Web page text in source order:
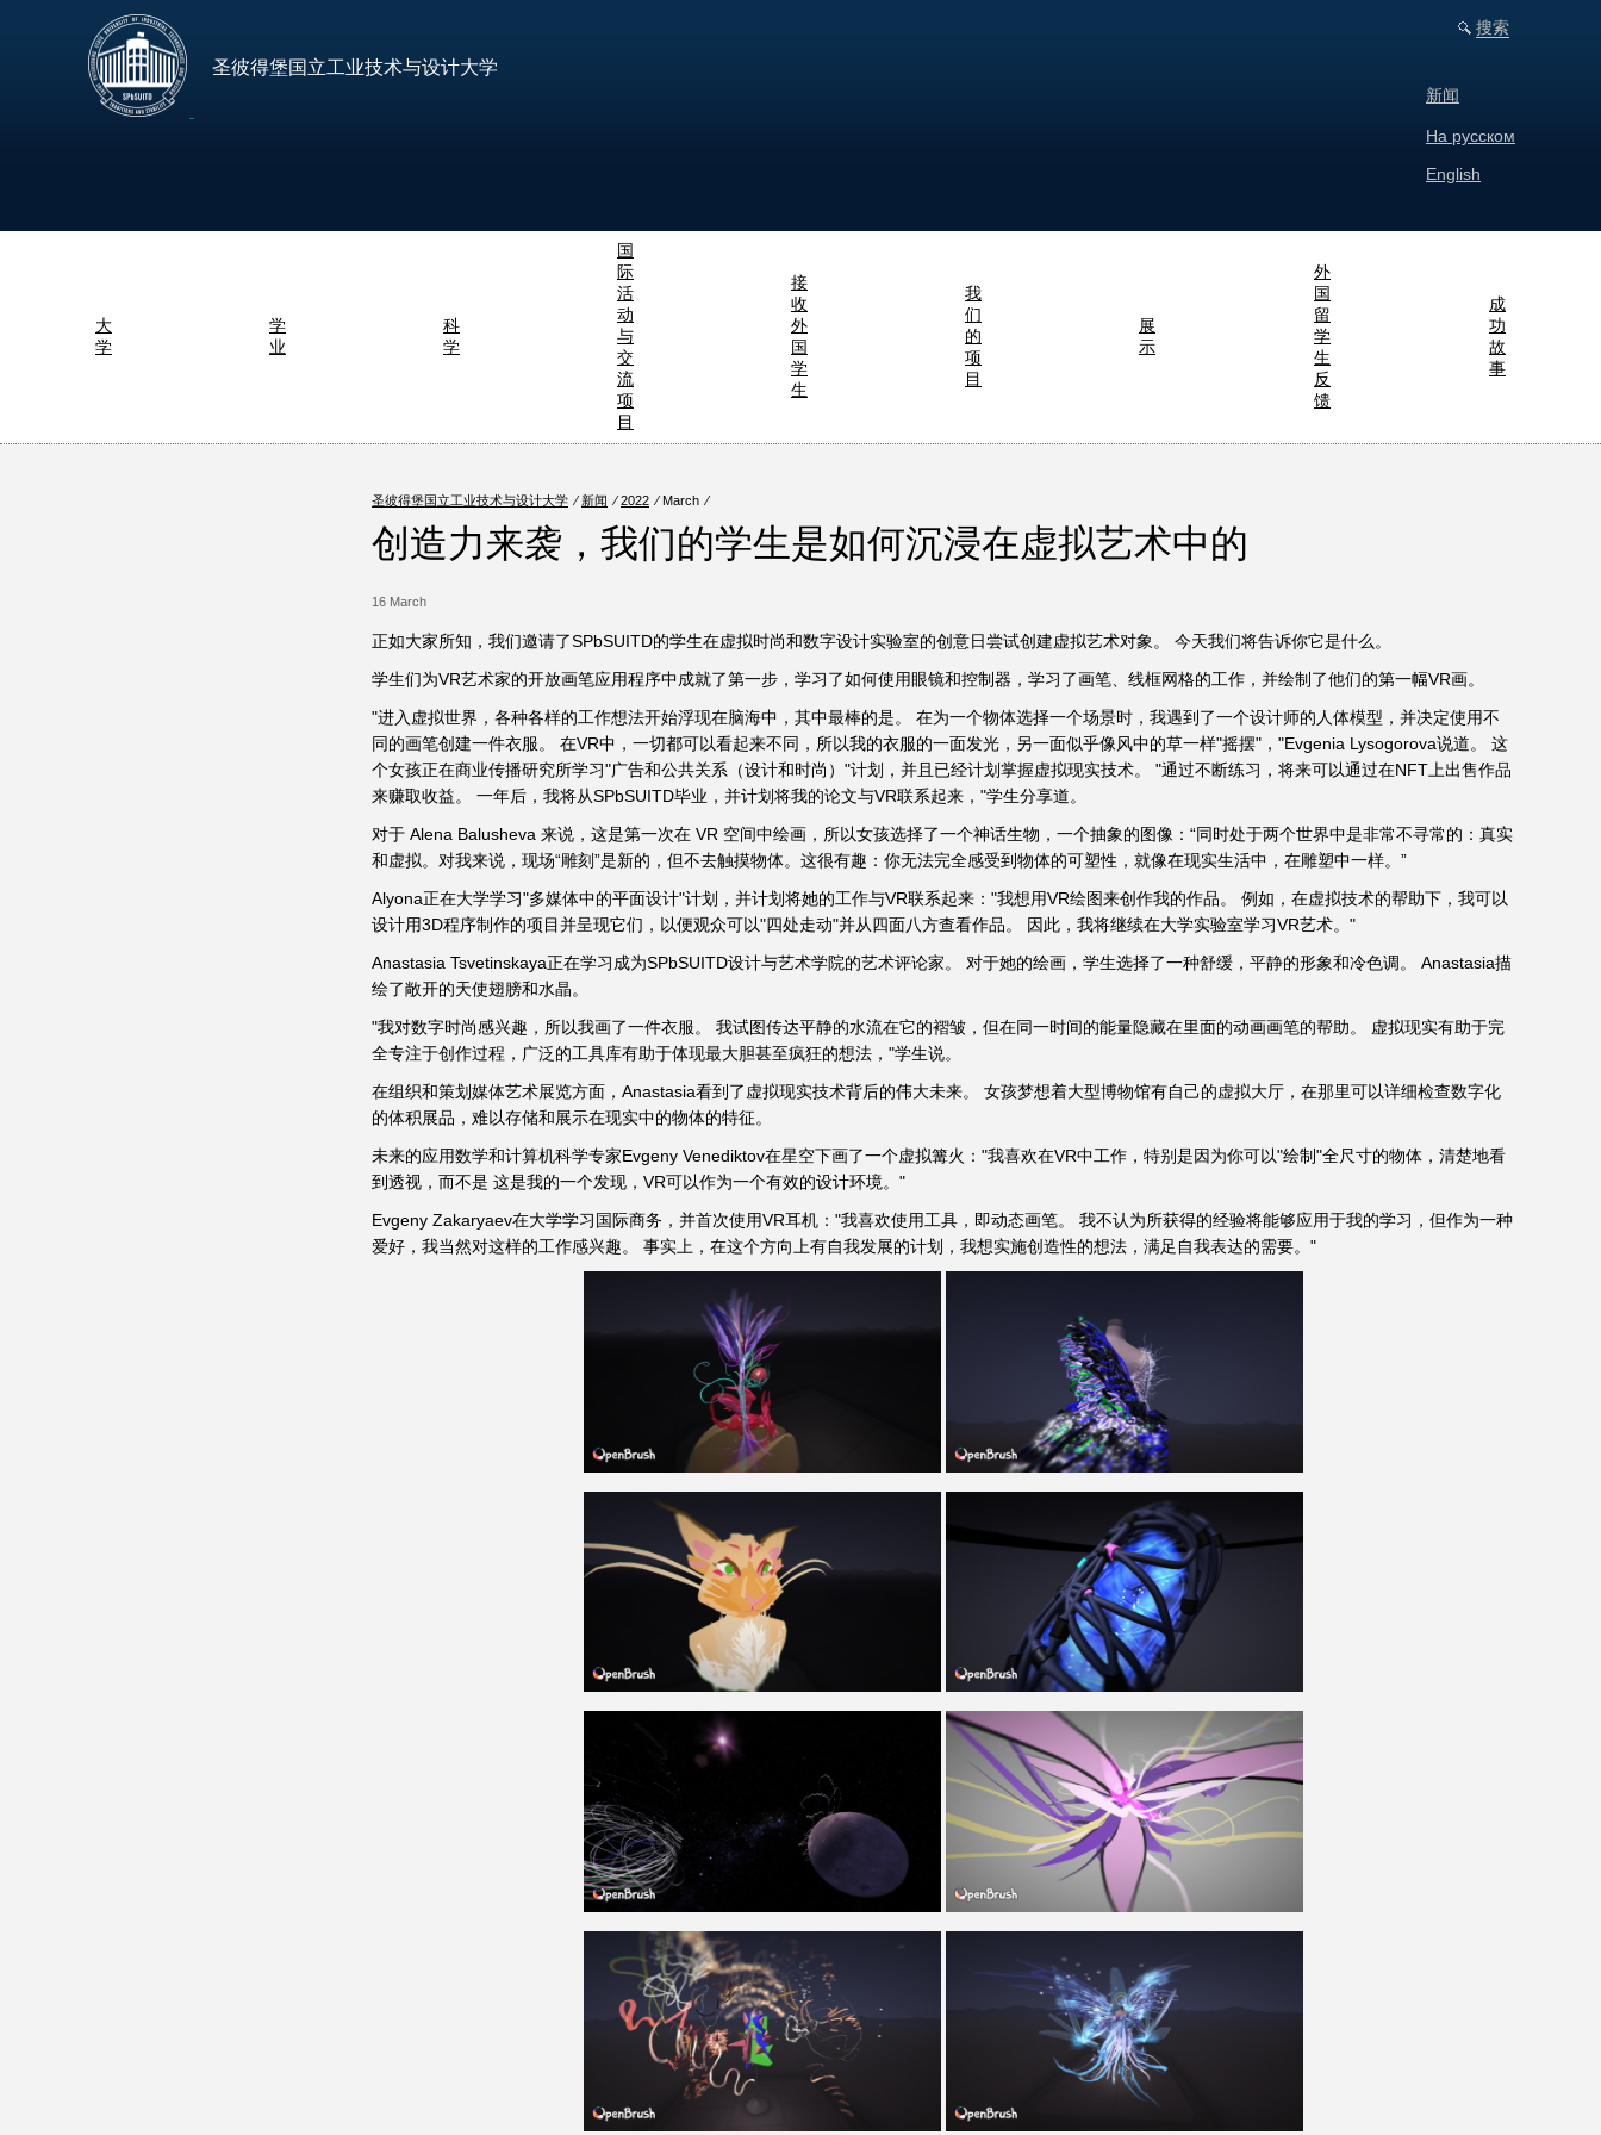
圣彼得堡国立工业技术与设计大学
搜索
新闻
На русском
English
大
学
学
业
科
学
国
际
活
动
与
交
流
项
目
接
收
外
国
学
生
我
们
的
项
目
展
示
外
国
留
学
生
反
馈
成
功
故
事
圣彼得堡国立工业技术与设计大学 ⁄ 新闻 ⁄2022 ⁄ March ⁄
创造力来袭，我们的学生是如何沉浸在虚拟艺术中的
16 March
正如大家所知，我们邀请了SPbSUITD的学生在虚拟时尚和数字设计实验室的创意日尝试创建虚拟艺术对象。 今天我们将告诉你它是什么。
学生们为VR艺术家的开放画笔应用程序中成就了第一步，学习了如何使用眼镜和控制器，学习了画笔、线框网格的工作，并绘制了他们的第一幅VR画。
"进入虚拟世界，各种各样的工作想法开始浮现在脑海中，其中最棒的是。 在为一个物体选择一个场景时，我遇到了一个设计师的人体模型，并决定使用不
同的画笔创建一件衣服。 在VR中，一切都可以看起来不同，所以我的衣服的一面发光，另一面似乎像风中的草一样"摇摆"，"Evgenia Lysogorova说道。 这
个女孩正在商业传播研究所学习"广告和公共关系（设计和时尚）"计划，并且已经计划掌握虚拟现实技术。 "通过不断练习，将来可以通过在NFT上出售作品
来赚取收益。 一年后，我将从SPbSUITD毕业，并计划将我的论文与VR联系起来，"学生分享道。
对于 Alena Balusheva 来说，这是第一次在 VR 空间中绘画，所以女孩选择了一个神话生物，一个抽象的图像：“同时处于两个世界中是非常不寻常的：真实
和虚拟。对我来说，现场“雕刻”是新的，但不去触摸物体。这很有趣：你无法完全感受到物体的可塑性，就像在现实生活中，在雕塑中一样。”
Alyona正在大学学习"多媒体中的平面设计"计划，并计划将她的工作与VR联系起来："我想用VR绘图来创作我的作品。 例如，在虚拟技术的帮助下，我可以
设计用3D程序制作的项目并呈现它们，以便观众可以"四处走动"并从四面八方查看作品。 因此，我将继续在大学实验室学习VR艺术。"
Anastasia Tsvetinskaya正在学习成为SPbSUITD设计与艺术学院的艺术评论家。 对于她的绘画，学生选择了一种舒缓，平静的形象和冷色调。 Anastasia描
绘了敞开的天使翅膀和水晶。
"我对数字时尚感兴趣，所以我画了一件衣服。 我试图传达平静的水流在它的褶皱，但在同一时间的能量隐藏在里面的动画画笔的帮助。 虚拟现实有助于完
全专注于创作过程，广泛的工具库有助于体现最大胆甚至疯狂的想法，"学生说。
在组织和策划媒体艺术展览方面，Anastasia看到了虚拟现实技术背后的伟大未来。 女孩梦想着大型博物馆有自己的虚拟大厅，在那里可以详细检查数字化
的体积展品，难以存储和展示在现实中的物体的特征。
未来的应用数学和计算机科学专家Evgeny Venediktov在星空下画了一个虚拟篝火："我喜欢在VR中工作，特别是因为你可以"绘制"全尺寸的物体，清楚地看
到透视，而不是 这是我的一个发现，VR可以作为一个有效的设计环境。"
Evgeny Zakaryaev在大学学习国际商务，并首次使用VR耳机："我喜欢使用工具，即动态画笔。 我不认为所获得的经验将能够应用于我的学习，但作为一种
爱好，我当然对这样的工作感兴趣。 事实上，在这个方向上有自我发展的计划，我想实施创造性的想法，满足自我表达的需要。"